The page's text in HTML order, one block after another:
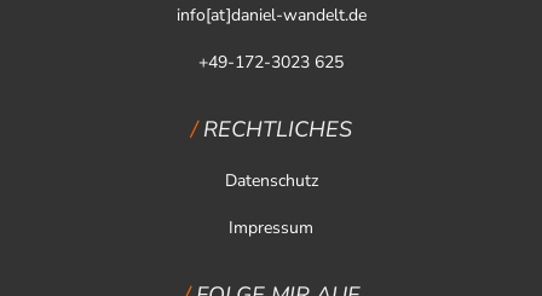
info[at]daniel-wandelt.de
+49-172-3023 625
RECHTLICHES
Datenschutz
Impressum